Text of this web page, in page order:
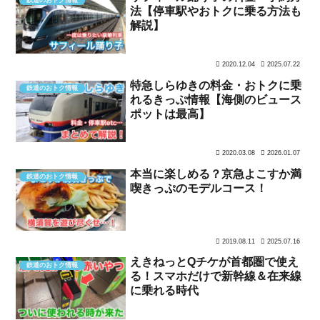
法【停車駅やおトクに乗る方法も
解説】
2020.12.04 2025.07.22
鉄道のおトク情報
特急しらゆきの料金・おトクに乗
れるきっぷ情報【海側のビュース
ポットは最高】
2020.03.08 2026.01.07
鉄道のおトク情報
本当に楽しめる？京急よこすか満
喫きっぷのモデルコース！
2019.08.11 2025.07.16
鉄道のおトク情報
えきねっとQチケが首都圏で使え
る！スマホだけで新幹線＆在来線
に乗れる時代